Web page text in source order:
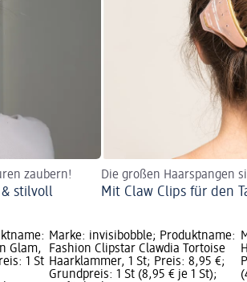
zaubern!
& stilvoll
Die großen Haarspangen
Mit Claw Clips für den
Glam,
1 St
Marke: invisibobble; Produktname:
Fashion Clipstar Clawdia Tortoise
Haarklammer, 1 St; Preis: 8,95 €;
Grundpreis: 1 St (8,95 € je 1 St);